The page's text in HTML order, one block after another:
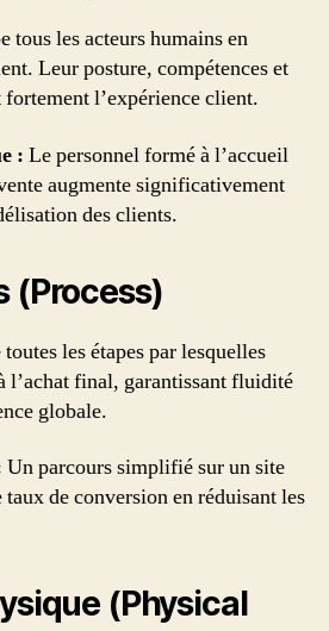
tous les acteurs humains en
Leur posture, compétences et
l’expérience client.
: Le personnel formé à l’accueil
augmente significativement
des clients.
(Process)
les étapes par lesquelles
l’achat final, garantissant fluidité
globale.
Un parcours simplifié sur un site
de conversion en réduisant les
(Physical